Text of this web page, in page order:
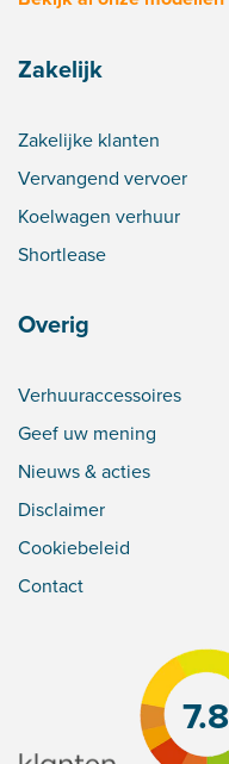
Zakelijk
Zakelijke klanten
Vervangend vervoer
Koelwagen verhuur
Shortlease
Overig
Verhuuraccessoires
Geef uw mening
Nieuws & acties
Disclaimer
Cookiebeleid
Contact
7.8